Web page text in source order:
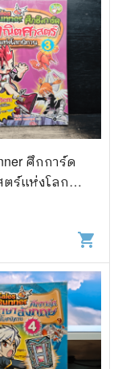
ศึกการ์ด
ร์แห่งโลก
shopping_cart